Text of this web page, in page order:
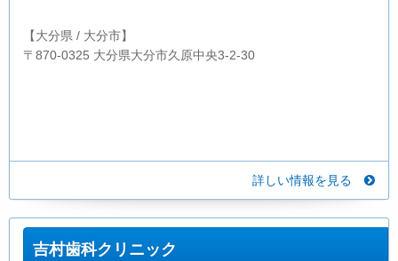
【大分県 / 大分市】
〒870-0325 大分県大分市久原中央3-2-30
詳しい情報を見る
吉村歯科クリニック